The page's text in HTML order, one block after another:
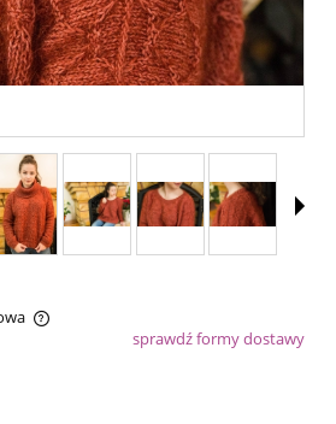
kosztów płatności
sprawdź formy dostawy